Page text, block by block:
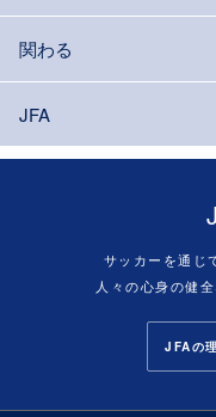
関わる
JFA
サッカーを通じ
人々の心身の健
JFAの